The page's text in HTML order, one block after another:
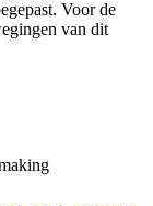
Voor de
van dit